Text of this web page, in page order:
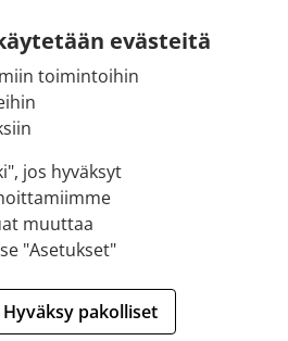
evästeitä
toimintoihin
jos hyväksyt
muuttaa
"Asetukset"
Hyväksy pakolliset